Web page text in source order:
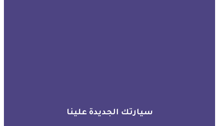
سيارتك الجديدة علينا